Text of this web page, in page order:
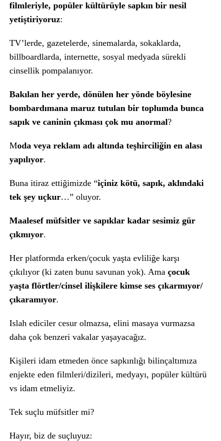
filmleriyle, popüler kültürüyle sapkın bir nesil
yetiştiriyoruz:
TV’lerde, gazetelerde, sinemalarda, sokaklarda,
billboardlarda, internette, sosyal medyada sürekli
cinsellik pompalanıyor.
Bakılan her yerde, dönülen her yönde böylesine
bombardımana maruz tutulan bir toplumda bunca
sapık ve caninin çıkması çok mu anormal?
Moda veya reklam adı altında teşhirciliğin en alası
yapılıyor.
Buna itiraz ettiğimizde “içiniz kötü, sapık, aklındaki
tek şey uçkur…” oluyor.
Maalesef müfsitler ve sapıklar kadar sesimiz gür
çıkmıyor.
Her platformda erken/çocuk yaşta evliliğe karşı
çıkılıyor (ki zaten bunu savunan yok). Ama çocuk
yaşta flörtler/cinsel ilişkilere kimse ses çıkarmıyor/
çıkaramıyor.
Islah ediciler cesur olmazsa, elini masaya vurmazsa
daha çok benzeri vakalar yaşayacağız.
Kişileri idam etmeden önce sapkınlığı bilinçaltımıza
enjekte eden filmleri/dizileri, medyayı, popüler kültürü
vs idam etmeliyiz.
Tek suçlu müfsitler mi?
Hayır, biz de suçluyuz: